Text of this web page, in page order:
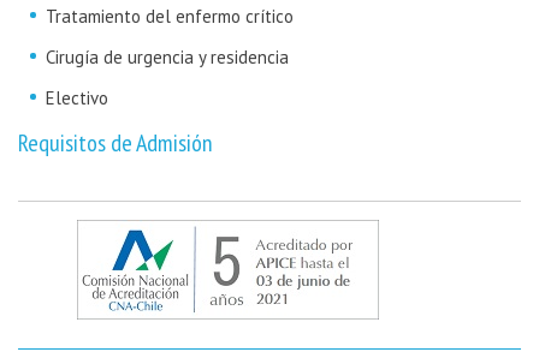
Tratamiento del enfermo crítico
Cirugía de urgencia y residencia
Electivo
Requisitos de Admisión